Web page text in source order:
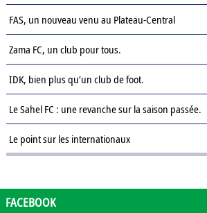
FAS, un nouveau venu au Plateau-Central
Zama FC, un club pour tous.
IDK, bien plus qu’un club de foot.
Le Sahel FC : une revanche sur la saison passée.
Le point sur les internationaux
Présentation des clubs de D3 : ASPC Tenkodogo
FACEBOOK